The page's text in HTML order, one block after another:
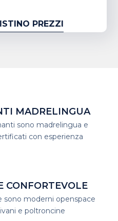
PREZZI
MADRELINGUA
sono madrelingua e
con esperienza
CONFORTEVOLE
sono moderni openspace
e poltroncine